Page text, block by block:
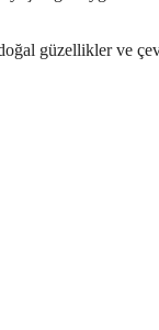
güzellikler ve